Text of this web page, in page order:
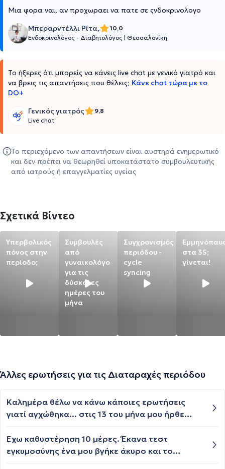
Μια φορα ναι, αν προχωραει να πατε σε ςνδοκρινολογο
Μπεραρντέλλι Ρίτα,
10,0
Ενδοκρινολόγος - Διαβητολόγος Θεσσαλονίκη
Το ήξερες ότι μπορείς να κάνεις live chat με γενικό γιατρό και
να βρεις τις απαντήσεις που θέλεις; Κάνε chat τώρα με το
DO+
Γενικός γιατρός
9,8
Live chat
Το περιεχόμενο των απαντήσεων είναι αυστηρά ενημερωτικό
και δεν πρέπει να θεωρηθεί υποκατάστατο συμβουλευτικής
από ιατρούς ή επαγγελματίες υγείας
Σχετικά Βίντεο
Υπερβολικός
πόνος στην
περίοδο;
Συμβουλές
από
γυναικολόγο
για τις
δύσκολες
ημέρες του
μήνα
Συγχρονισμός
περιόδου -
cycle
syncing
στα 35;
γίνεται!
Άλλες ερωτήσεις για τις Διαταραχές περιόδου
Καλημέρα θέλω να κάνω κάποιες ερωτήσεις
γιατί αγχώθηκα... στις 13 του μήνα μου ήρθε
σεξουαλική επαφή στις 23 του μήνα Ιουλίου
δηλαδή έσπασε το προφυλακτικό και δεν
Έχω καθυστέρηση 10 μέρες. Έκανα τεστ
εγκυμοσύνης ένα μου βγήκε άκυρο και το